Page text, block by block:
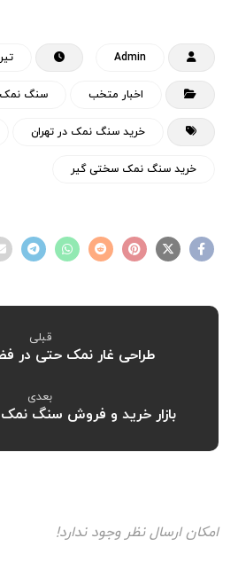
Admin تیر 9,
اخبار متخب سنگ نمک
خرید سنگ نمک در تهران
خرید سنگ نمک سختی گیر
قبلی
طراحی غار نمک حتی در
بعدی
بازار خرید و فروش سنگ نمک
امکان ارسال نظر وجود ندارد!